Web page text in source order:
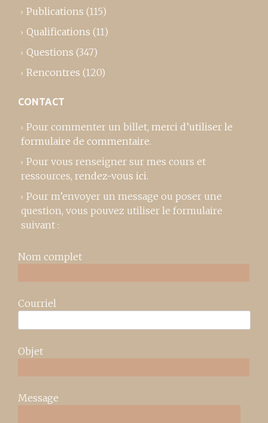
Publications (115)
Qualifications (11)
Questions (347)
Rencontres (120)
CONTACT
Pour commenter un billet, merci d’utiliser le
formulaire de commentaire.
Pour vous renseigner sur mes cours et
ressources, rendez-vous ici.
Pour m’envoyer un message ou poser une
question, vous pouvez utiliser le formulaire
suivant :
Nom complet
Courriel
Objet
Message